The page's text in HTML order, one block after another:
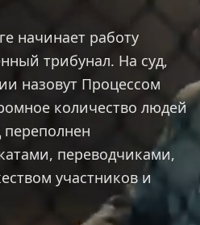
начинает работу
трибунал. На суд,
назовут Процессом
количество людей
переполнен
переводчиками,
участников и